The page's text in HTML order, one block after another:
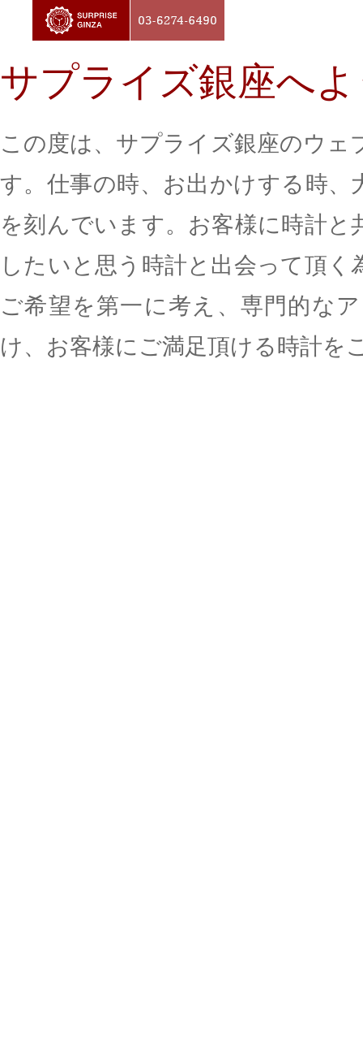
サプライズ銀座へ
この度は、サプライズ銀座のウ
す。仕事の時、お出かけする時
を刻んでいます。お客様に時計
したいと思う時計と出会って頂
ご希望を第一に考え、専門的な
け、お客様にご満足頂ける時計を